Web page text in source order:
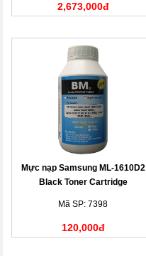
2,673,000đ
Mực nạp Samsung ML-1610D2
Black Toner Cartridge
Mã SP: 7398
120,000đ